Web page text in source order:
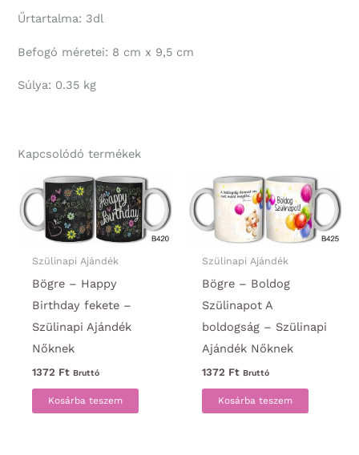
Űrtartalma: 3dl
Befogó méretei: 8 cm x 9,5 cm
Súlya: 0.35 kg
Kapcsolódó termékek
Szülinapi Ajándék
Bögre – Happy
Birthday fekete –
Szülinapi Ajándék
Nőknek
1372 Ft Bruttó
Kosárba teszem
Szülinapi Ajándék
Bögre – Boldog
Szülinapot A
boldogság – Szülinapi
Ajándék Nőknek
1372 Ft Bruttó
Kosárba teszem